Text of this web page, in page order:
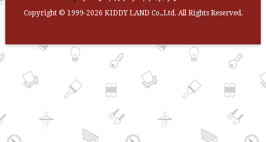
Copyright © 1999-2026 KIDDY LAND Co.,Ltd. All Rights Reserved.